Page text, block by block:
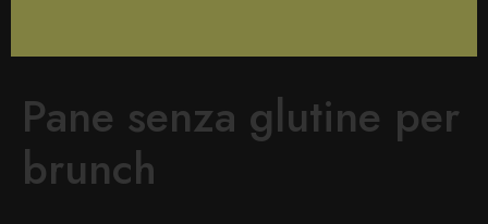
Pane senza glutine per
brunch